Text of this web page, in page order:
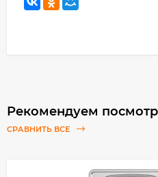
Рекомендуем
СРАВНИТЬ ВСЕ